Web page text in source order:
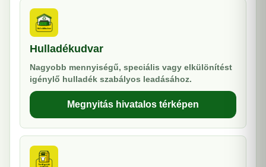
Hulladékudvar
Nagyobb mennyiségű, speciális vagy elkülönítést
igénylő hulladék szabályos leadásához.
Megnyitás hivatalos térképen